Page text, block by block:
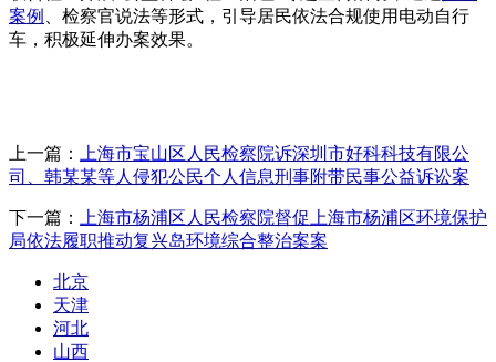
案例
、检察官说法等形式，引导居民依法合规使用电动自行
车，积极延伸办案效果。
上一篇：
上海市宝山区人民检察院诉深圳市好科科技有限公
司、韩某某等人侵犯公民个人信息刑事附带民事公益诉讼案
下一篇：
上海市杨浦区人民检察院督促上海市杨浦区环境保护
局依法履职推动复兴岛环境综合整治案案
北京
天津
河北
山西